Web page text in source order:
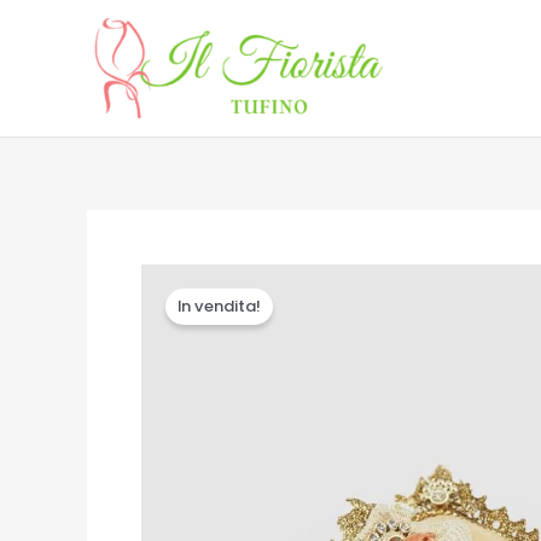
In vendita!